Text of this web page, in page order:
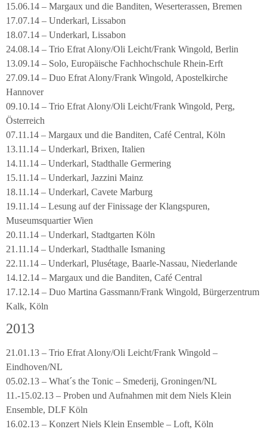
15.06.14 – Margaux und die Banditen, Weserterassen, Bremen
17.07.14 – Underkarl, Lissabon
18.07.14 – Underkarl, Lissabon
24.08.14 – Trio Efrat Alony/Oli Leicht/Frank Wingold, Berlin
13.09.14 – Solo, Europäische Fachhochschule Rhein-Erft
27.09.14 – Duo Efrat Alony/Frank Wingold, Apostelkirche
Hannover
09.10.14 – Trio Efrat Alony/Oli Leicht/Frank Wingold, Perg,
Österreich
07.11.14 – Margaux und die Banditen, Café Central, Köln
13.11.14 – Underkarl, Brixen, Italien
14.11.14 – Underkarl, Stadthalle Germering
15.11.14 – Underkarl, Jazzini Mainz
18.11.14 – Underkarl, Cavete Marburg
19.11.14 – Lesung auf der Finissage der Klangspuren,
Museumsquartier Wien
20.11.14 – Underkarl, Stadtgarten Köln
21.11.14 – Underkarl, Stadthalle Ismaning
22.11.14 – Underkarl, Plusétage, Baarle-Nassau, Niederlande
14.12.14 – Margaux und die Banditen, Café Central
17.12.14 – Duo Martina Gassmann/Frank Wingold, Bürgerzentrum
Kalk, Köln
2013
21.01.13 – Trio Efrat Alony/Oli Leicht/Frank Wingold –
Eindhoven/NL
05.02.13 – What´s the Tonic – Smederij, Groningen/NL
11.-15.02.13 – Proben und Aufnahmen mit dem Niels Klein
Ensemble, DLF Köln
16.02.13 – Konzert Niels Klein Ensemble – Loft, Köln